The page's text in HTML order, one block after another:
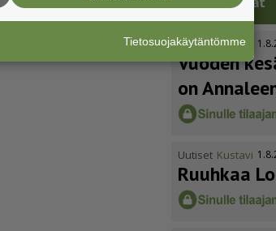
Uutiset Kustavi
Vuoden
on
Uutiset Kustavi
Ruuhkaa
Tietosuojakäytäntömme